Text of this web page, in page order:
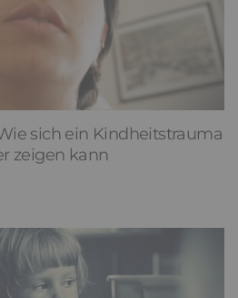
sich ein Kindheitstrauma
zeigen kann